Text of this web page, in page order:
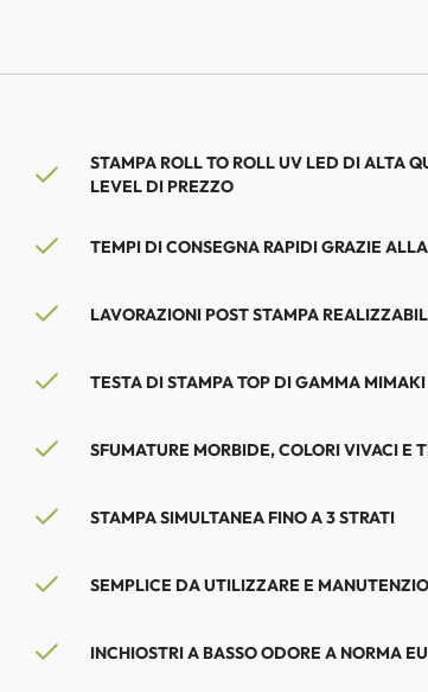
STAMPA ROLL TO ROLL UV LED DI ALTA
LEVEL DI PREZZO
TEMPI DI CONSEGNA RAPIDI GRAZIE
LAVORAZIONI POST STAMPA
TESTA DI STAMPA TOP DI GAMMA MIMAKI
SFUMATURE MORBIDE, COLORI VIVACI E
STAMPA SIMULTANEA FINO A 3 STRATI
SEMPLICE DA UTILIZZARE E
INCHIOSTRI A BASSO ODORE A NORMA